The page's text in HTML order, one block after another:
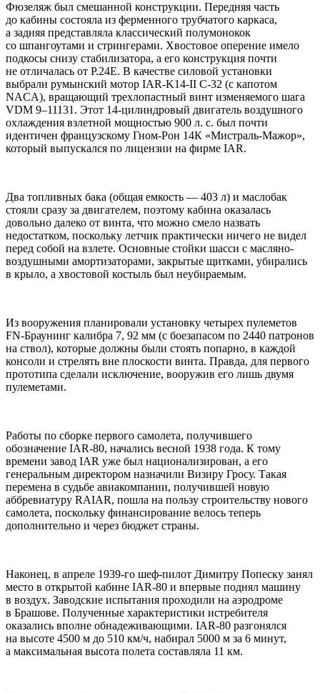
Фюзеляж был смешанной конструкции. Передняя часть
до кабины состояла из ферменного трубчатого каркаса,
а задняя представляла классический полумонокок
со шпангоутами и стрингерами. Хвостовое оперение имело
подкосы снизу стабилизатора, а его конструкция почти
не отличалась от Р.24Е. В качестве силовой установки
выбрали румынский мотор IAR-K14-II С-32 (с капотом
NACA), вращающий трехлопастный винт изменяемого шага
VDM 9–11131. Этот 14-цилиндровый двигатель воздушного
охлаждения взлетной мощностью 900 л. с. был почти
идентичен французскому Гном-Рон 14К «Мистраль-Мажор»,
который выпускался по лицензии на фирме IAR.
Два топливных бака (общая емкость — 403 л) и маслобак
стояли сразу за двигателем, поэтому кабина оказалась
довольно далеко от винта, что можно смело назвать
недостатком, поскольку летчик практически ничего не видел
перед собой на взлете. Основные стойки шасси с масляно-
воздушными амортизаторами, закрытые щитками, убирались
в крыло, а хвостовой костыль был неубираемым.
Из вооружения планировали установку четырех пулеметов
FN-Браунинг калибра 7, 92 мм (с боезапасом по 2440 патронов
на ствол), которые должны были стоять попарно, в каждой
консоли и стрелять вне плоскости винта. Правда, для первого
прототипа сделали исключение, вооружив его лишь двумя
пулеметами.
Работы по сборке первого самолета, получившего
обозначение IAR-80, начались весной 1938 года. К тому
времени завод IAR уже был национализирован, а его
генеральным директором назначили Визиру Гросу. Такая
перемена в судьбе авиакомпании, получившей новую
аббревиатуру RAIAR, пошла на пользу строительству нового
самолета, поскольку финансирование велось теперь
дополнительно и через бюджет страны.
Наконец, в апреле 1939-го шеф-пилот Димитру Попеску занял
место в открытой кабине IAR-80 и впервые поднял машину
в воздух. Заводские испытания проходили на аэродроме
в Брашове. Полученные характеристики истребителя
оказались вполне обнадеживающими. IAR-80 разгонялся
на высоте 4500 м до 510 км/ч, набирал 5000 м за 6 минут,
а максимальная высота полета составляла 11 км.